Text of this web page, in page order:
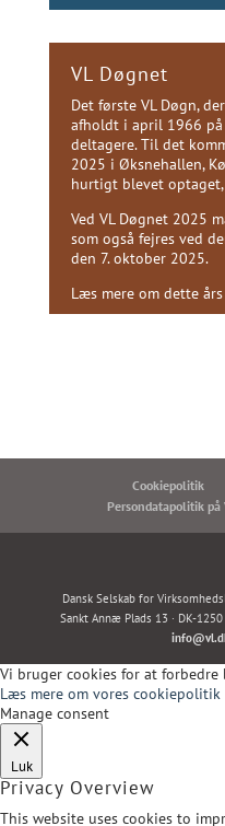
VL Døgnet
Det første VL Døgn,
afholdt i april 1966 på
deltagere. Til det
2025 i Øksnehallen,
hurtigt blevet
Ved VL Døgnet 2025
som også fejres ved
den 7. oktober 2025.
Læs mere om dette års
Cookiepolitik
Persondatapolitik på
Dansk Selskab for
Sankt Annæ Plads 13 · DK-
Vi bruger cookies for at forbedre
Læs mere om vores cookiepolitik
Manage consent
Luk
Privacy Overview
This website uses cookies to